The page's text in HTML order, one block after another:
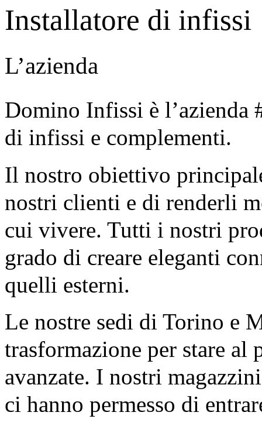
Installatore di infissi
L’azienda
Domino Infissi è l’azienda
di infissi e complementi.
Il nostro obiettivo
nostri clienti e di renderli
cui vivere. Tutti i nostri
grado di creare eleganti
quelli esterni.
Le nostre sedi di Torino e
trasformazione per stare al
avanzate. I nostri
ci hanno permesso di